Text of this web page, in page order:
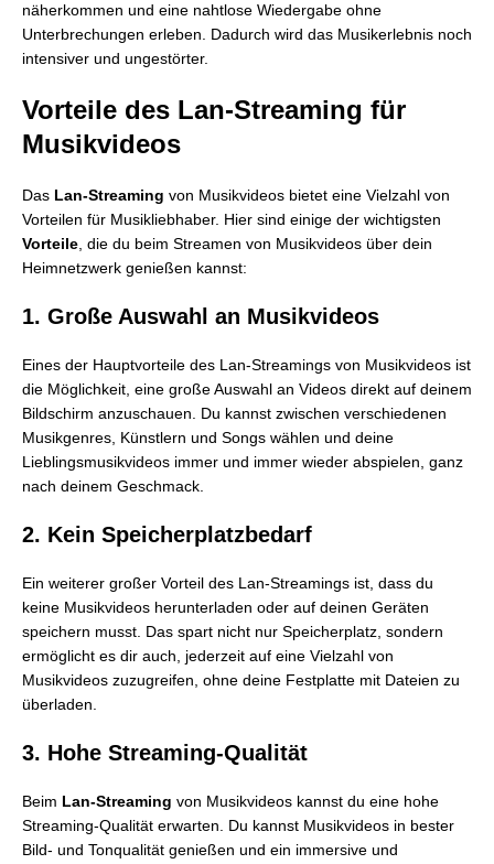
näherkommen und eine nahtlose Wiedergabe ohne
Unterbrechungen erleben. Dadurch wird das Musikerlebnis noch
intensiver und ungestörter.
Vorteile des Lan-Streaming für
Musikvideos
Das Lan-Streaming von Musikvideos bietet eine Vielzahl von
Vorteilen für Musikliebhaber. Hier sind einige der wichtigsten
Vorteile , die du beim Streamen von Musikvideos über dein
Heimnetzwerk genießen kannst:
1. Große Auswahl an Musikvideos
Eines der Hauptvorteile des Lan-Streamings von Musikvideos ist
die Möglichkeit, eine große Auswahl an Videos direkt auf deinem
Bildschirm anzuschauen. Du kannst zwischen verschiedenen
Musikgenres, Künstlern und Songs wählen und deine
Lieblingsmusikvideos immer und immer wieder abspielen, ganz
nach deinem Geschmack.
2. Kein Speicherplatzbedarf
Ein weiterer großer Vorteil des Lan-Streamings ist, dass du
keine Musikvideos herunterladen oder auf deinen Geräten
speichern musst. Das spart nicht nur Speicherplatz, sondern
ermöglicht es dir auch, jederzeit auf eine Vielzahl von
Musikvideos zuzugreifen, ohne deine Festplatte mit Dateien zu
überladen.
3. Hohe Streaming-Qualität
Beim Lan-Streaming von Musikvideos kannst du eine hohe
Streaming-Qualität erwarten. Du kannst Musikvideos in bester
Bild- und Tonqualität genießen und ein immersive und